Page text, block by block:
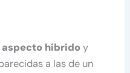
aspecto híbridoy
a las de un